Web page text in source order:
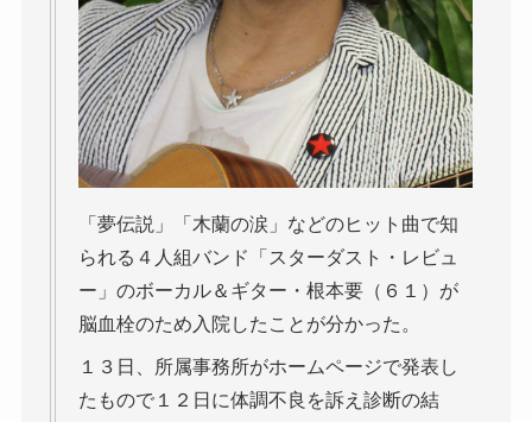
「夢伝説」「木蘭の涙」などのヒット曲で知
られる４人組バンド「スターダスト・レビュ
ー」のボーカル＆ギター・根本要（６１）が
脳血栓のため入院したことが分かった。
１３日、所属事務所がホームページで発表し
たもので１２日に体調不良を訴え診断の結